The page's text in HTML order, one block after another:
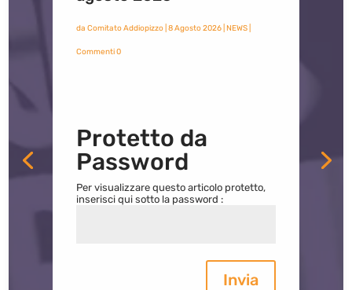
da Comitato Addiopizzo| 8 Agosto 2026| NEWS|
Commenti 0
Protetto da
Password
Per visualizzare questo articolo protetto,
inserisci qui sotto la password :
Invia